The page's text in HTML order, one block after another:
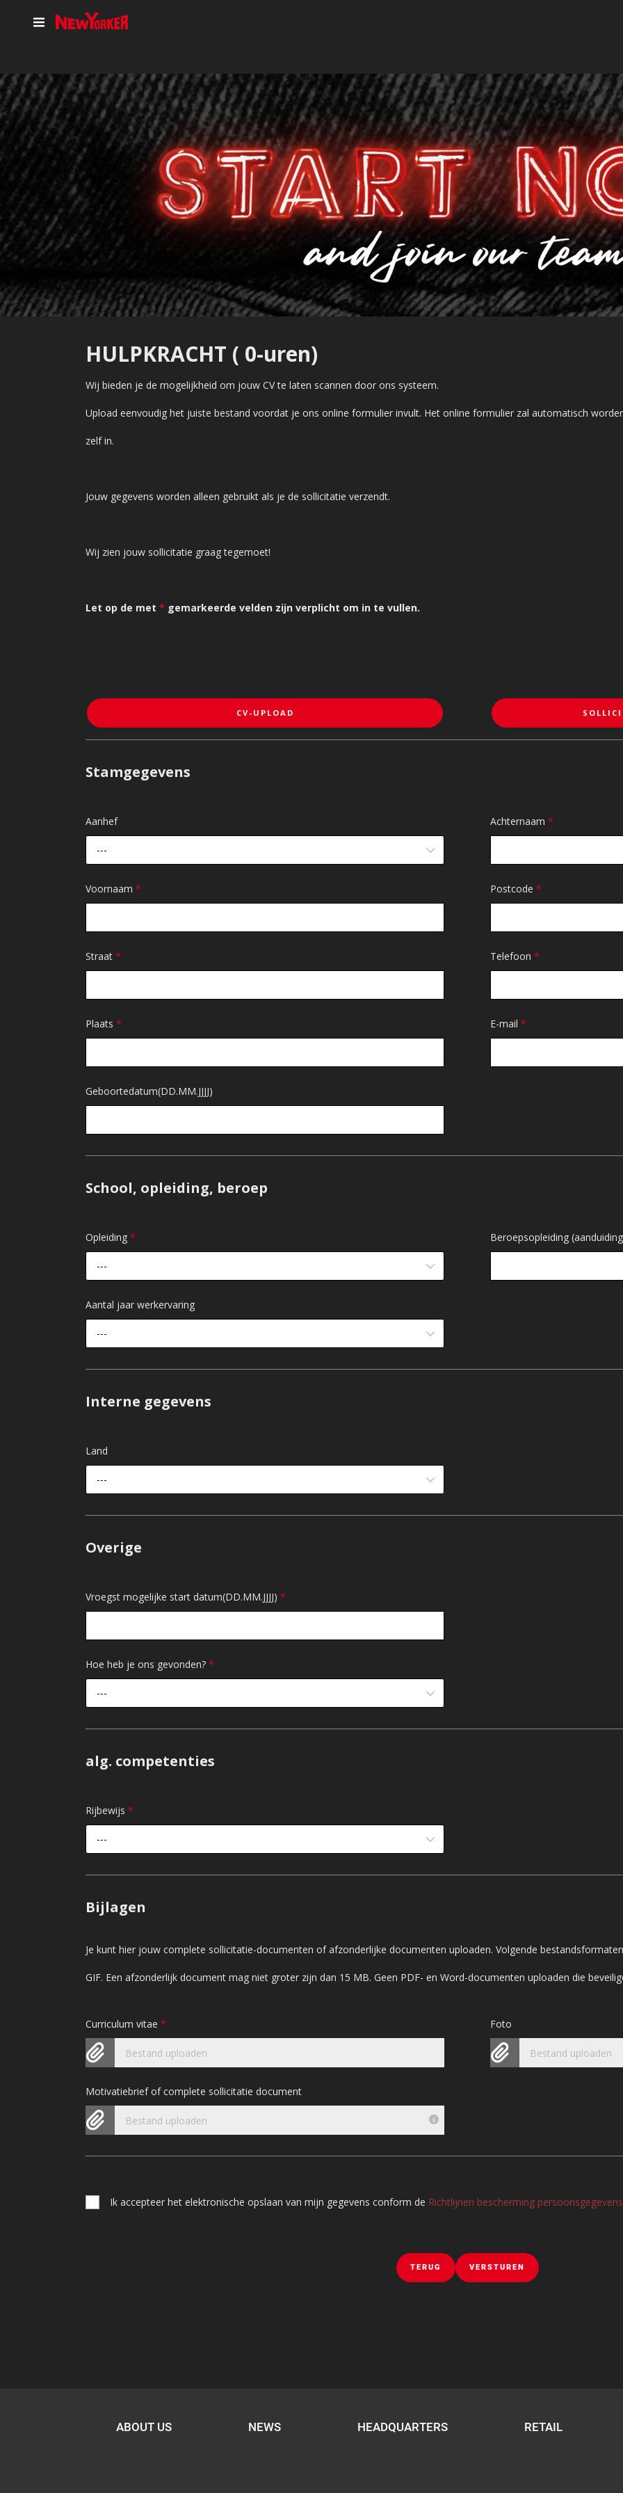
HULPKRACHT ( 0-uren)
Wij bieden je de mogelijkheid om jouw CV te laten scannen door ons systeem.
Upload eenvoudig het juiste bestand voordat je ons online formulier invult. Het online formulier zal automatisch
zelf in.
Jouw gegevens worden alleen gebruikt als je de sollicitatie verzendt.
Wij zien jouw sollicitatie graag tegemoet!
Let op de met * gemarkeerde velden zijn verplicht om in te vullen.
CV-UPLOAD
Stamgegevens
Aanhef
---
Achternaam *
Voornaam * Postcode *
Straat * Telefoon *
Plaats * E-mail *
Geboortedatum(DD.MM.JJJJ)
School, opleiding, beroep
Opleiding *
---
Beroepsopleiding
Aantal jaar werkervaring
---
Interne gegevens
Land
---
Overige
Vroegst mogelijke start datum(DD.MM.JJJJ) *
Hoe heb je ons gevonden? *
---
alg. competenties
Rijbewijs *
---
Bijlagen
Je kunt hier jouw complete sollicitatie-documenten of afzonderlijke documenten uploaden. Volgende
GIF. Een afzonderlijk document mag niet groter zijn dan 15 MB. Geen PDF- en Word-documenten uploaden die
Curriculum vitae *
Bestand uploaden
Foto
Bestand uploaden
Motivatiebrief of complete sollicitatie document
Bestand uploaden
Ik accepteer het elektronische opslaan van mijn gegevens conform de Richtlijnen bescherming persoonsgegevens
TERUG VERSTUREN
ABOUT US NEWS HEADQUARTERS RETAIL